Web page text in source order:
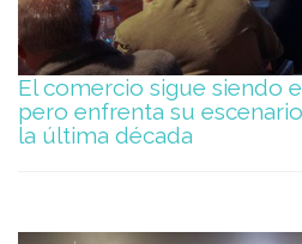
El comercio sigue siendo
pero enfrenta su
la última década